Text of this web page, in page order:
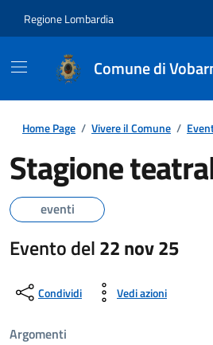
Regione Lombardia
Comune di
Home Page / Vivere il Comune /
Stagione
eventi
Evento del22 nov 25
Condividi Vedi azioni
Argomenti